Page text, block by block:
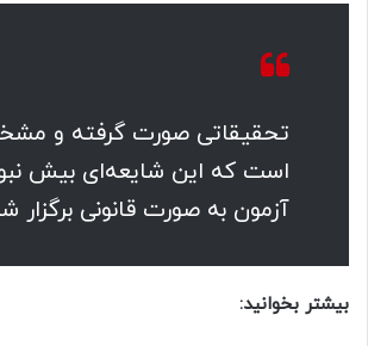
تحقیقاتی صورت گرفته و
است که این شایعه‌ای بیش
آزمون به صورت قانونی
بیشتر بخوانید: